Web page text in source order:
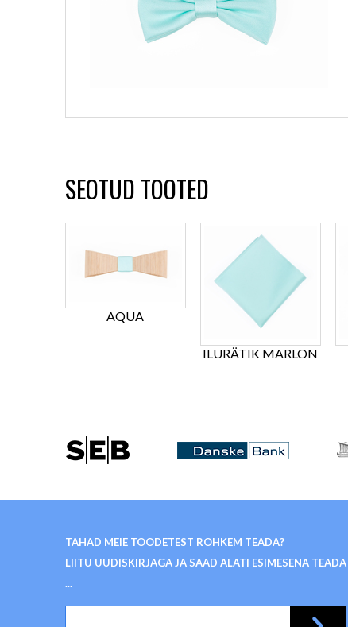
SEOTUD TOOTED
AQUA
ILURÄTIK MARLON
TAHAD MEIE TOODETEST ROHKEM TEADA?
LIITU UUDISKIRJAGA JA SAAD ALATI ESIMESENA TEADA
...